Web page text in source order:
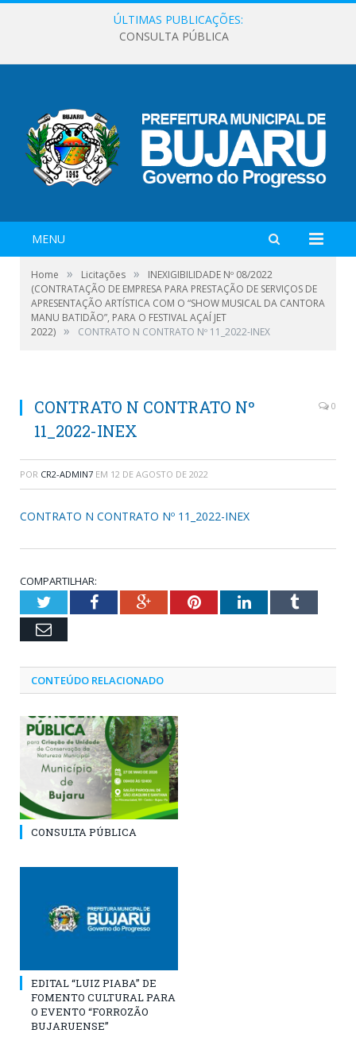
ÚLTIMAS PUBLICAÇÕES:
CONSULTA PÚBLICA
MENU
Home » Licitações »
INEXIGIBILIDADE Nº 08/2022
(CONTRATAÇÃO DE EMPRESA PARA PRESTAÇÃO DE SERVIÇOS DE
APRESENTAÇÃO ARTÍSTICA COM O “SHOW MUSICAL DA CANTORA
MANU BATIDÃO”, PARA O FESTIVAL AÇAÍ JET
2022) » CONTRATO N CONTRATO Nº 11_2022-INEX
CONTRATO N CONTRATO Nº
11_2022-INEX
0
POR CR2-ADMIN7 EM 12 DE AGOSTO DE 2022
CONTRATO N CONTRATO Nº 11_2022-INEX
COMPARTILHAR:
TwitterFacebookGoogle+PinterestLinkedInTumblr
Email
CONTEÚDO RELACIONADO
CONSULTA PÚBLICA
EDITAL “LUIZ PIABA” DE
FOMENTO CULTURAL PARA
O EVENTO “FORROZÃO
BUJARUENSE”